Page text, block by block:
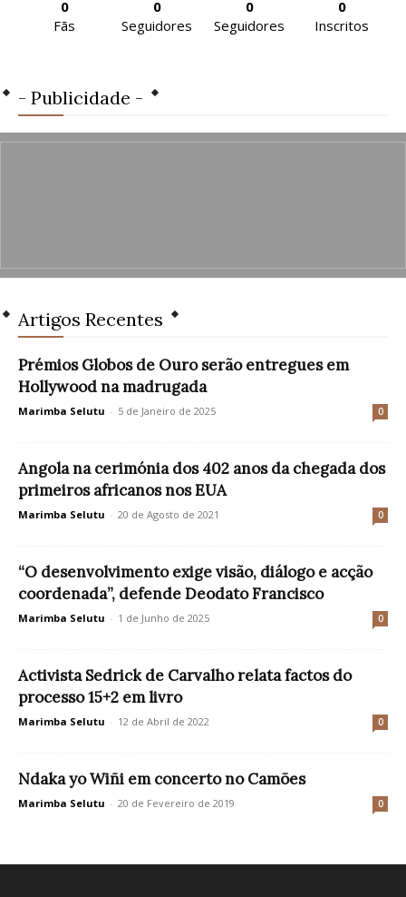
0
Fãs
0
Seguidores
0
Seguidores
0
Inscritos
- Publicidade -
Artigos Recentes
Prémios Globos de Ouro serão entregues em
Hollywood na madrugada
Marimba Selutu - 5 de Janeiro de 2025 0
Angola na cerimónia dos 402 anos da chegada dos
primeiros africanos nos EUA
Marimba Selutu - 20 de Agosto de 2021 0
“O desenvolvimento exige visão, diálogo e acção
coordenada”, defende Deodato Francisco
Marimba Selutu - 1 de Junho de 2025 0
Activista Sedrick de Carvalho relata factos do
processo 15+2 em livro
Marimba Selutu - 12 de Abril de 2022 0
Ndaka yo Wiñi em concerto no Camões
Marimba Selutu - 20 de Fevereiro de 2019 0